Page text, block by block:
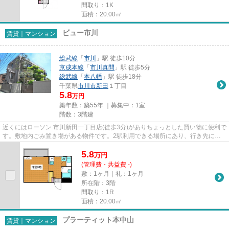
間取り：1K
面積：20.00㎡
賃貸｜マンション ビュー市川
総武線 「 市川
」駅 徒歩10分
京成本線 「 市川真間 」駅 徒歩5分
総武線 「 本八幡 」駅 徒歩18分
千葉県市川市新田 １丁目
5.8万円
築年数：築55年 ｜募集中： 1室
階数：3階建
近くにはローソン 市川新田一丁目店(徒歩3分)がありちょっとした買い物に便利で
す。敷地内ごみ置き場がある物件です。2駅利用できる場所にあり、行き先に応
5.8万円
(管理費・共益費 -)
敷：1ヶ月｜礼：1ヶ月
所在階：3階
間取り：1R
面積：20.00㎡
賃貸｜マンション プラーティット本中山